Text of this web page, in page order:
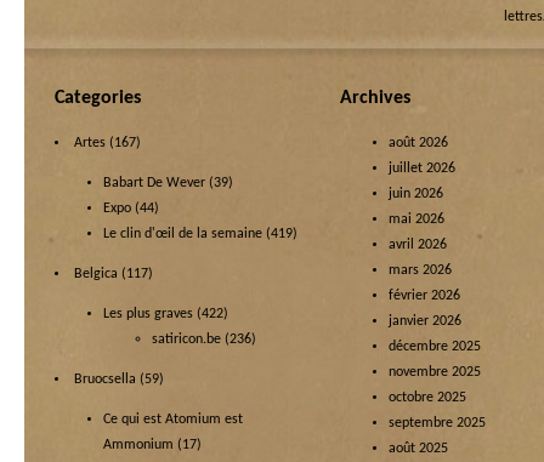
Categories
Artes (167)
Babart De Wever (39)
Expo (44)
Le clin d'œil de la semaine (419)
Belgica (117)
Les plus graves (422)
satiricon.be (236)
Bruocsella (59)
Ce qui est Atomium est
Ammonium (17)
Archives
août 2026
juillet 2026
juin 2026
mai 2026
avril 2026
mars 2026
février 2026
janvier 2026
décembre 2025
novembre 2025
octobre 2025
septembre 2025
août 2025